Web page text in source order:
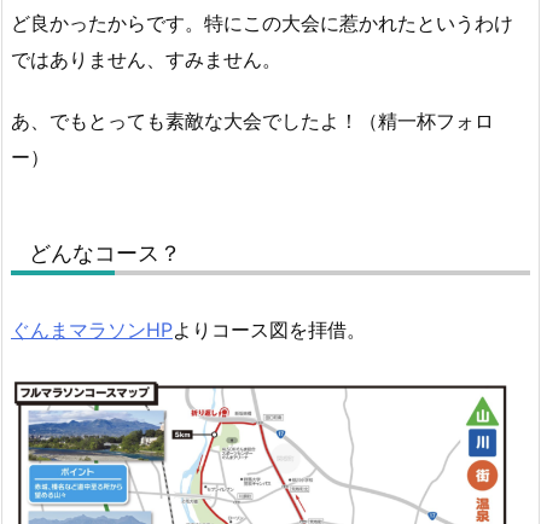
ど良かったからです。特にこの大会に惹かれたというわけ
ではありません、すみません。
あ、でもとっても素敵な大会でしたよ！（精一杯フォロ
ー）
どんなコース？
ぐんまマラソンHPよりコース図を拝借。